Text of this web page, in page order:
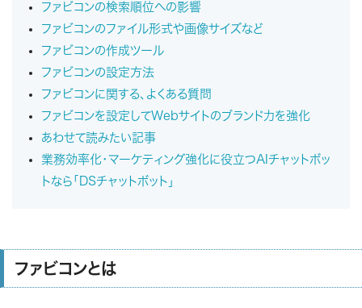
ファビコンの検索順位への影響
ファビコンのファイル形式や画像サイズなど
ファビコンの作成ツール
ファビコンの設定方法
ファビコンに関する、よくある質問
ファビコンを設定してWebサイトのブランド力を強化
あわせて読みたい記事
業務効率化・マーケティング強化に役立つAIチャットボッ
トなら「DSチャットボット」
ファビコンとは